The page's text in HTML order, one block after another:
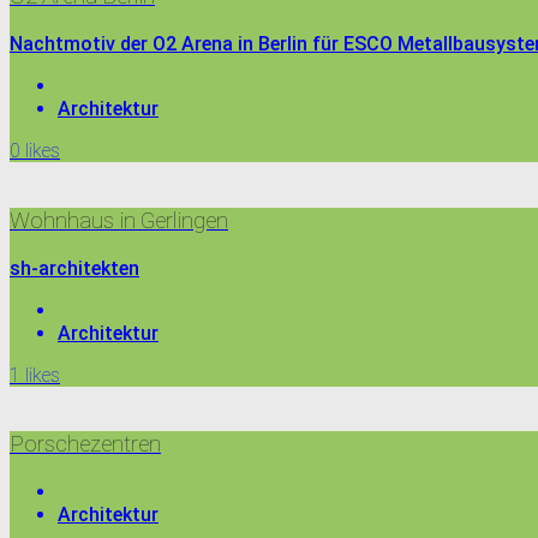
Nachtmotiv der O2 Arena in Berlin für ESCO
Architektur
0 likes
Wohnhaus in Gerlingen
sh-architekten
Architektur
1 likes
Porschezentren
Architektur